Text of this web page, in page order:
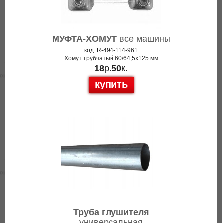
МУФТА-ХОМУТвсе машины
код: R-494-114-961
Хомут трубчатый 60/64,5x125 мм
18р.50к.
купить
Труба глушителя